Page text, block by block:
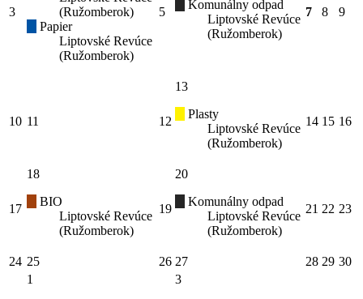
3
(Ružomberok)
Papier
Liptovské Revúce
(Ružomberok)
5
Komunálny odpad
Liptovské Revúce
(Ružomberok)
7 8 9
10 11 12
13
Plasty
Liptovské Revúce
(Ružomberok)
14 15 16
17
18
BIO
Liptovské Revúce
(Ružomberok)
19
20
Komunálny odpad
Liptovské Revúce
(Ružomberok)
21 22 23
24 25 26 27 28 29 30
1
3